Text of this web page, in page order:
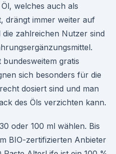
welches auch als
drängt immer weiter auf
zahlreichen Nutzer sind
gratis
sich besonders für die
dosiert sind und man
des Öls verzichten kann.
oder 100 ml wählen. Bis
BIO-zertifizierten Anbieter